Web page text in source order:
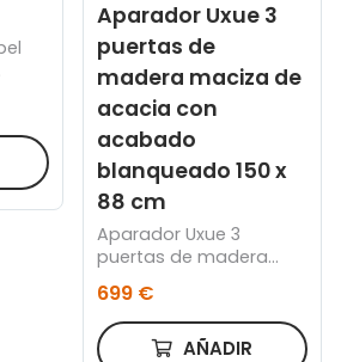
Aparador Uxue 3
puertas de
madera maciza de
acacia con
acabado
blanqueado 150 x
88 cm
Aparador Uxue 3
puertas de madera
acabado blanqueado
150 x 88 cm
699 €
AÑADIR